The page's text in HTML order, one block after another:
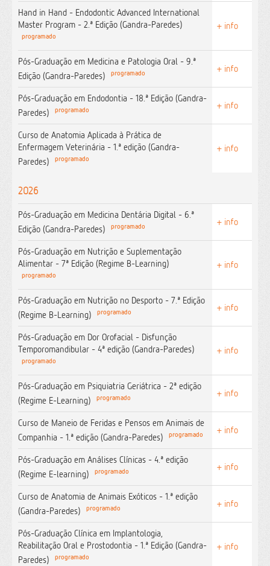
Hand in Hand - Endodontic Advanced International
Master Program - 2.ª Edição (Gandra-Paredes)
programado
+ info
Pós-Graduação em Medicina e Patologia Oral - 9.ª
Edição (Gandra-Paredes)
programado + info
Pós-Graduação em Endodontia - 18.ª Edição (Gandra-
Paredes)
programado + info
Curso de Anatomia Aplicada à Prática de
Enfermagem Veterinária - 1.ª edição (Gandra-
Paredes)
programado
+ info
2026
Pós-Graduação em Medicina Dentária Digital - 6.ª
Edição (Gandra-Paredes)
programado + info
Pós-Graduação em Nutrição e Suplementação
Alimentar - 7ª Edição (Regime B-Learning)
programado
+ info
Pós-Graduação em Nutrição no Desporto - 7.ª Edição
(Regime B-Learning)
programado + info
Pós-Graduação em Dor Orofacial - Disfunção
Temporomandibular - 4ª edição (Gandra-Paredes)
programado
+ info
Pós-Graduação em Psiquiatria Geriátrica - 2ª edição
(Regime E-Learning)
programado + info
Curso de Maneio de Feridas e Pensos em Animais de
Companhia - 1.ª edição (Gandra-Paredes)
programado + info
Pós-Graduação em Análises Clínicas - 4.ª edição
(Regime E-learning)
programado + info
Curso de Anatomia de Animais Exóticos - 1.ª edição
(Gandra-Paredes)
programado + info
Pós-Graduação Clínica em Implantologia,
Reabilitação Oral e Prostodontia - 1.ª Edição (Gandra-
Paredes)
programado
+ info